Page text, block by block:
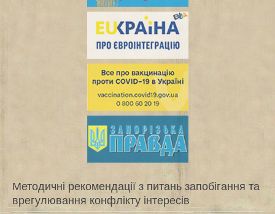
Методичні рекомендації з питань запобігання та
врегулювання конфлікту інтересів